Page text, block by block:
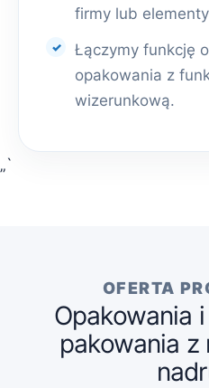
firmy lub
Łączymy funkcję
opakowania z
wizerunkową.
„`
OFERTA
Opakowania
pakowania